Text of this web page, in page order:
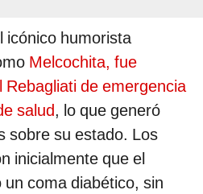
icónico humorista
Melcochita, fue
Rebagliati de emergencia
salud, lo que generó
sobre su estado. Los
inicialmente que el
coma diabético, sin